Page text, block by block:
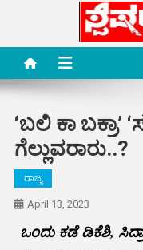
content
Special
Special News Media
‘ಬಲಿ ಕಾ
ಗೆಲ್ಲುವರಾರು..?
ರಾಜ್ಯ
April 13, 2023
ಒಂದು ಕಡೆ ಡಿಕೆಶಿ,